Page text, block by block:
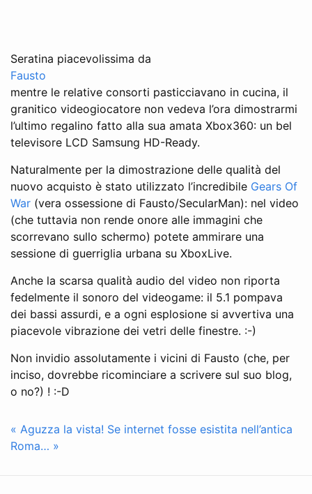
Seratina piacevolissima da
Fausto
mentre le relative consorti pasticciavano in cucina, il
granitico videogiocatore non vedeva l’ora dimostrarmi
l’ultimo regalino fatto alla sua amata Xbox360: un bel
televisore LCD Samsung HD-Ready.
Naturalmente per la dimostrazione delle qualità del
nuovo acquisto è stato utilizzato l’incredibile Gears Of
War (vera ossessione di Fausto/SecularMan): nel video
(che tuttavia non rende onore alle immagini che
scorrevano sullo schermo) potete ammirare una
sessione di guerriglia urbana su XboxLive.
Anche la scarsa qualità audio del video non riporta
fedelmente il sonoro del videogame: il 5.1 pompava
dei bassi assurdi, e a ogni esplosione si avvertiva una
piacevole vibrazione dei vetri delle finestre. :-)
Non invidio assolutamente i vicini di Fausto (che, per
inciso, dovrebbe ricominciare a scrivere sul suo blog,
o no?) ! :-D
« Aguzza la vista! Se internet fosse esistita nell’antica
Roma… »